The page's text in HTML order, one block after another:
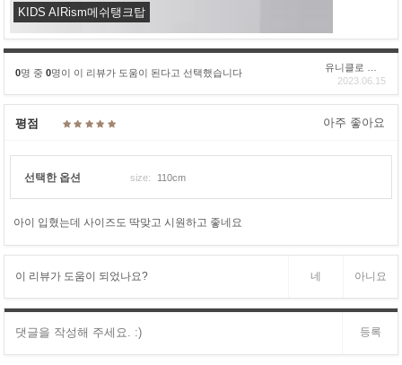
KIDS AIRism메쉬탱크탑
0명 중 0명이 이 리뷰가 도움이 된다고 선택했습니다
2023.06.15
평점 아주 좋아요
선택한 옵션 size: 110cm
아이 입혔는데 사이즈도 딱맞고 시원하고 좋네요
이 리뷰가 도움이 되었나요? 네 아니요
등록